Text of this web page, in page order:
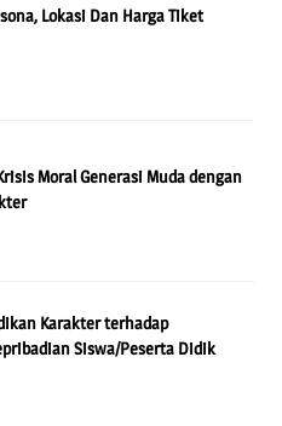
Lokasi Dan Harga Tiket
Moral Generasi Muda dengan
Karakter terhadap
Siswa/Peserta Didik